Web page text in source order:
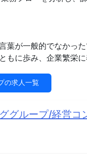
葉が一般的でなかっ
もに歩み、企業繁栄
の求人一覧
グループ/経営